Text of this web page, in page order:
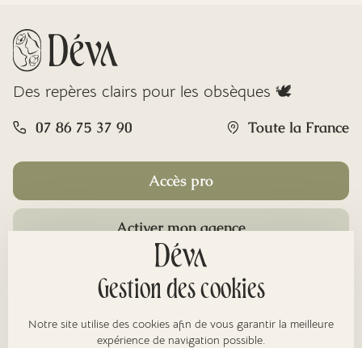
Des repères clairs pour les obsèques 🕊️
07 86 75 37 90 Toute la France
Accès pro
Activer mon agence
Gestion des cookies
Notre site utilise des cookies afin de vous garantir la meilleure
expérience de navigation possible.